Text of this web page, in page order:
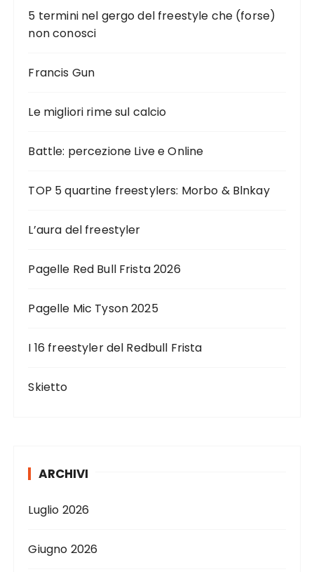
5 termini nel gergo del freestyle che (forse)
non conosci
Francis Gun
Le migliori rime sul calcio
Battle: percezione Live e Online
TOP 5 quartine freestylers: Morbo & Blnkay
L’aura del freestyler
Pagelle Red Bull Frista 2026
Pagelle Mic Tyson 2025
I 16 freestyler del Redbull Frista
Skietto
ARCHIVI
Luglio 2026
Giugno 2026